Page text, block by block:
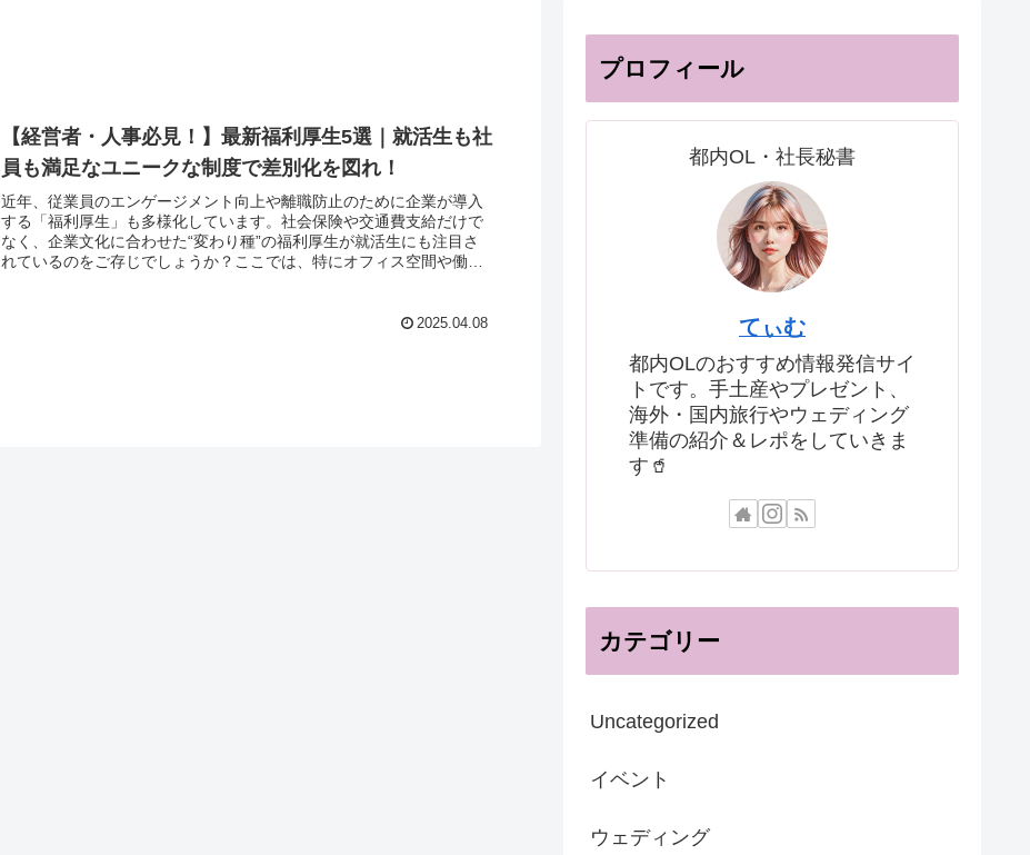
【経営者・人事必見！】最新福利厚生5選｜就活生も社
員も満足なユニークな制度で差別化を図れ！
近年、従業員のエンゲージメント向上や離職防止のために企業が導入
する「福利厚生」も多様化しています。社会保険や交通費支給だけで
なく、企業文化に合わせた“変わり種”の福利厚生が就活生にも注目さ
れているのをご存じでしょうか？ここでは、特にオフィス空間や働く
2025.04.08
プロフィール
都内OL・社長秘書
てぃむ
都内OLのおすすめ情報発信サイ
トです。手土産やプレゼント、
海外・国内旅行やウェディング
準備の紹介＆レポをしていきま
す🥤
カテゴリー
Uncategorized
イベント
ウェディング